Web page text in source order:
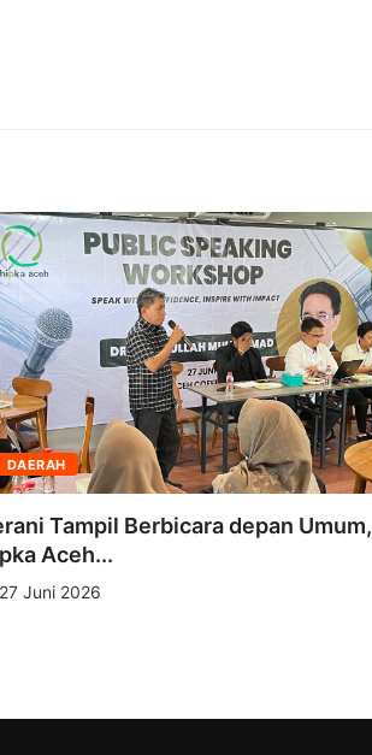
DAERAH
Tampil Berbicara depan Umum,
Aceh...
Juni 2026